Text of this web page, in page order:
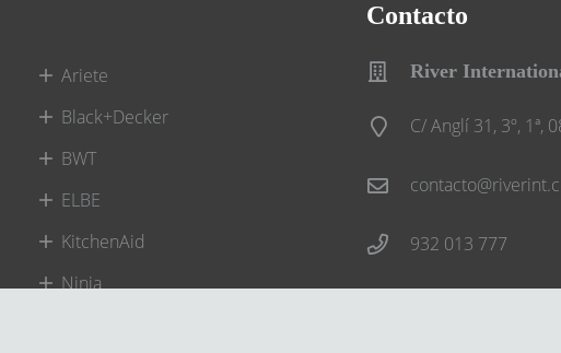
Ariete
Black+Decker
BWT
ELBE
KitchenAid
Ninja
Contacto
River
C/ Anglí 31, 3º, 1ª,
932 013 777